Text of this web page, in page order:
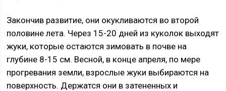
Закончив развитие, они окукливаются во второй
половине лета. Через 15-20 дней из куколок выходят
жуки, которые остаются зимовать в почве на
глубине 8-15 см. Весной, в конце апреля, по мере
прогревания земли, взрослые жуки выбираются на
поверхность. Держатся они в затененных и